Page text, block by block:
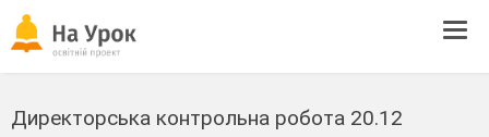
Директорська контрольна робота 20.12